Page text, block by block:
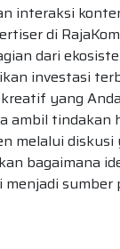
interaksi
di
dari
investasi
yang
ambil tindakan
melalui diskusi
bagaimana